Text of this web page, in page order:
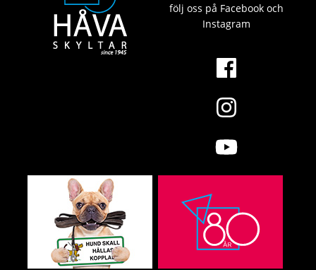
följ oss på Facebook och
Instagram